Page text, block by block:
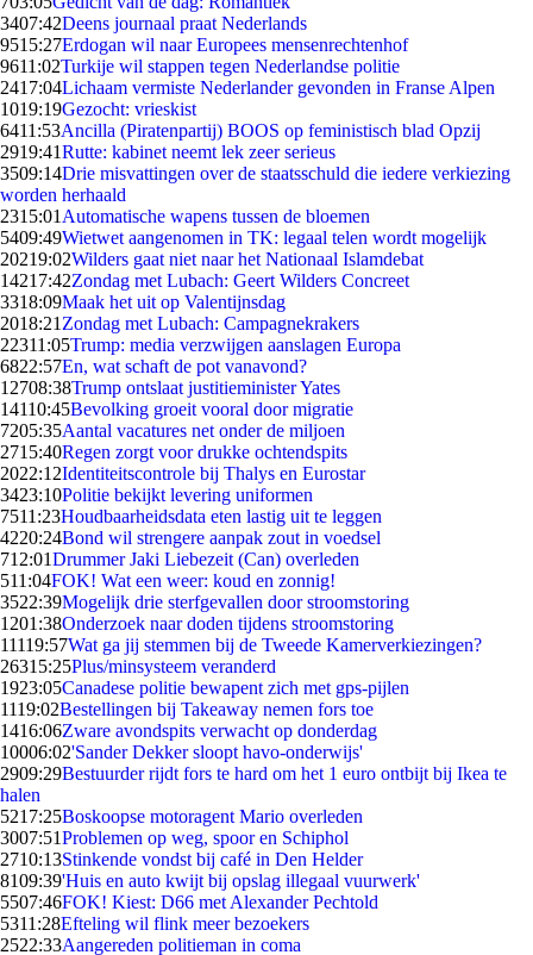
3407:42Deens journaal praat Nederlands
9515:27Erdogan wil naar Europees mensenrechtenhof
9611:02Turkije wil stappen tegen Nederlandse politie
2417:04Lichaam vermiste Nederlander gevonden in Franse Alpen
1019:19Gezocht: vrieskist
6411:53Ancilla (Piratenpartij) BOOS op feministisch blad Opzij
2919:41Rutte: kabinet neemt lek zeer serieus
3509:14Drie misvattingen over de staatsschuld die iedere verkiezing
worden herhaald
2315:01 Automatische wapens tussen de bloemen
5409:49Wietwet aangenomen in TK: legaal telen wordt mogelijk
20219:02Wilders gaat niet naar het Nationaal Islamdebat
14217:42Zondag met Lubach: Geert Wilders Concreet
3318:09Maak het uit op Valentijnsdag
2018:21 Zondag met Lubach: Campagnekrakers
22311:05Trump: media verzwijgen aanslagen Europa
6822:57En, wat schaft de pot vanavond?
12708:38Trump ontslaat justitieminister Yates
14110:45Bevolking groeit vooral door migratie
7205:35Aantal vacatures net onder de miljoen
2715:40Regen zorgt voor drukke ochtendspits
2022:12Identiteitscontrole bij Thalys en Eurostar
3423:10Politie bekijkt levering uniformen
7511:23Houdbaarheidsdata eten lastig uit te leggen
4220:24Bond wil strengere aanpak zout in voedsel
712:01Drummer Jaki Liebezeit (Can) overleden
511:04FOK! Wat een weer: koud en zonnig!
3522:39Mogelijk drie sterfgevallen door stroomstoring
1201:38Onderzoek naar doden tijdens stroomstoring
11119:57Wat ga jij stemmen bij de Tweede Kamerverkiezingen?
26315:25Plus/minsysteem veranderd
1923:05Canadese politie bewapent zich met gps-pijlen
1119:02Bestellingen bij Takeaway nemen fors toe
1416:06Zware avondspits verwacht op donderdag
10006:02'Sander Dekker sloopt havo-onderwijs'
2909:29Bestuurder rijdt fors te hard om het 1 euro ontbijt bij Ikea te
halen
5217:25Boskoopse motoragent Mario overleden
3007:51Problemen op weg, spoor en Schiphol
2710:13Stinkende vondst bij café in Den Helder
8109:39'Huis en auto kwijt bij opslag illegaal vuurwerk'
5507:46FOK! Kiest: D66 met Alexander Pechtold
5311:28Efteling wil flink meer bezoekers
2522:33Aangereden politieman in coma